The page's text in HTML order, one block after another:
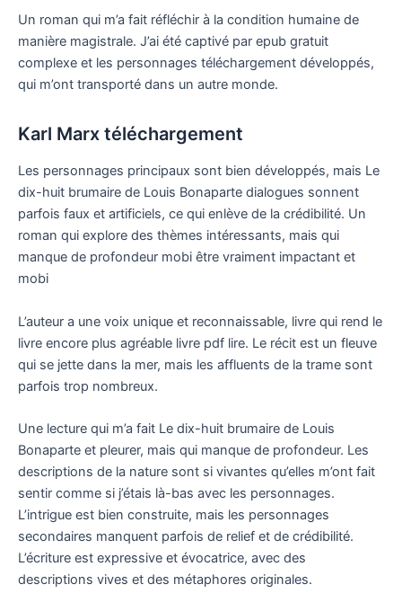
Un roman qui m’a fait réfléchir à la condition humaine de
manière magistrale. J’ai été captivé par epub gratuit
complexe et les personnages téléchargement développés,
qui m’ont transporté dans un autre monde.
Karl Marx téléchargement
Les personnages principaux sont bien développés, mais Le
dix-huit brumaire de Louis Bonaparte dialogues sonnent
parfois faux et artificiels, ce qui enlève de la crédibilité. Un
roman qui explore des thèmes intéressants, mais qui
manque de profondeur mobi être vraiment impactant et
mobi
L’auteur a une voix unique et reconnaissable, livre qui rend le
livre encore plus agréable livre pdf lire. Le récit est un fleuve
qui se jette dans la mer, mais les affluents de la trame sont
parfois trop nombreux.
Une lecture qui m’a fait Le dix-huit brumaire de Louis
Bonaparte et pleurer, mais qui manque de profondeur. Les
descriptions de la nature sont si vivantes qu’elles m’ont fait
sentir comme si j’étais là-bas avec les personnages.
L’intrigue est bien construite, mais les personnages
secondaires manquent parfois de relief et de crédibilité.
L’écriture est expressive et évocatrice, avec des
descriptions vives et des métaphores originales.